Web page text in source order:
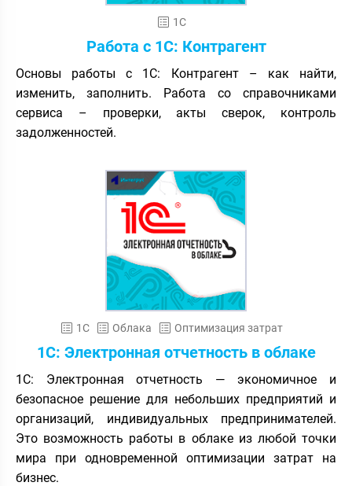
1С
Работа с 1С: Контрагент
Основы работы с 1С: Контрагент – как найти,
изменить, заполнить. Работа со справочниками
сервиса – проверки, акты сверок, контроль
задолженностей.
1С Облака Оптимизация затрат
1С: Электронная отчетность в облаке
1С: Электронная отчетность — экономичное и
безопасное решение для небольших предприятий и
организаций, индивидуальных предпринимателей.
Это возможность работы в облаке из любой точки
мира при одновременной оптимизации затрат на
бизнес.